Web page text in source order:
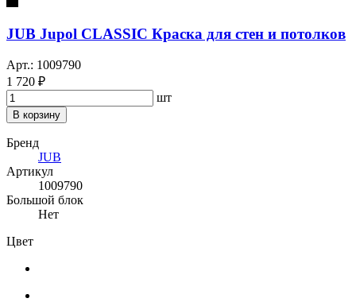
JUB Jupol CLASSIC Краска для стен и потолков
Арт.: 1009790
1 720 ₽
шт
В корзину
Бренд
JUB
Артикул
1009790
Большой блок
Нет
Цвет